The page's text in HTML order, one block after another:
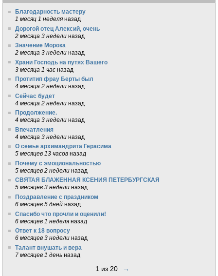
Благодарность мастеру
1 месяц 1 неделя назад
Дорогой отец Алексий, очень
2 месяца 3 недели назад
Значение Морока
2 месяца 3 недели назад
Храни Господь на путях Вашего
3 месяца 1 час назад
Протитип фрау Берты был
4 месяца 2 недели назад
Сейчас будет
4 месяца 2 недели назад
Продолжение.
4 месяца 3 недели назад
Впечатления
4 месяца 3 недели назад
О семье архимандрита Герасима
5 месяцев 13 часов назад
Почему с эмоциональностью
5 месяцев 2 недели назад
СВЯТАЯ БЛАЖЕННАЯ КСЕНИЯ ПЕТЕРБУРГСКАЯ
5 месяцев 3 недели назад
Поздравление с праздником
6 месяцев 5 дней назад
Спасибо что прочли и оценили!
6 месяцев 1 неделя назад
Ответ к 18 вопросу
6 месяцев 3 недели назад
Талант внушать и вера
7 месяцев 1 день назад
1 из 20 →